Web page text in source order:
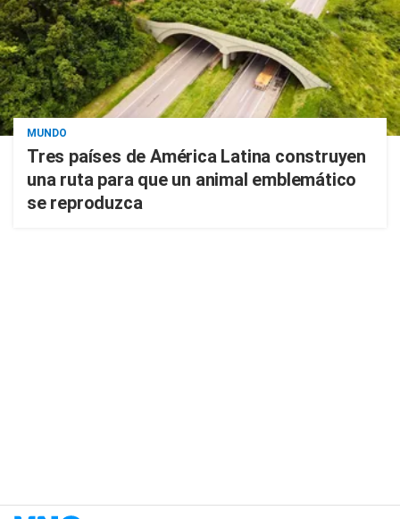
MUNDO
Tres países de América Latina construyen
una ruta para que un animal emblemático
se reproduzca